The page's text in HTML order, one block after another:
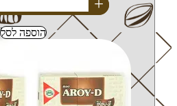
+
הוספה לסל